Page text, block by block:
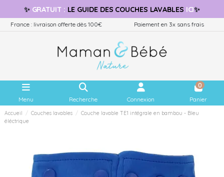
✨ GRATUIT: LE GUIDE DES COUCHES LAVABLES ICI✨
France : livraison offerte dès 100€ Paiement en 3x sans frais
Menu Recherche Connexion
0
Panier
Accueil Couches lavables
Couche lavable TE1 intégrale en bambou - Bleu
éléctrique